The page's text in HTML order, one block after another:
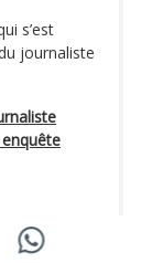
s’est
journaliste